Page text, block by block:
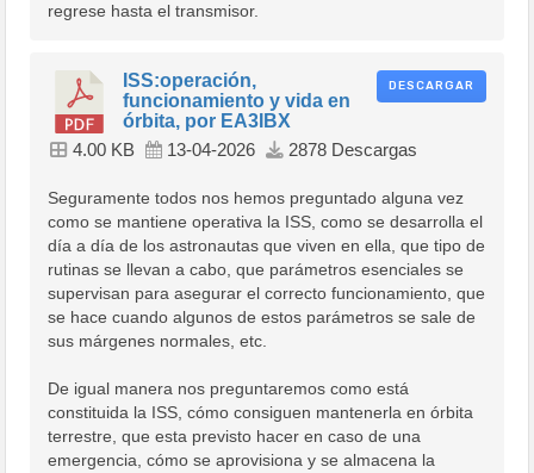
regrese hasta el transmisor.
DESCARGAR
ISS:operación,
funcionamiento y vida en
órbita, por EA3IBX
4.00 KB 13-04-2026 2878 Descargas
Seguramente todos nos hemos preguntado alguna vez
como se mantiene operativa la ISS, como se desarrolla el
día a día de los astronautas que viven en ella, que tipo de
rutinas se llevan a cabo, que parámetros esenciales se
supervisan para asegurar el correcto funcionamiento, que
se hace cuando algunos de estos parámetros se sale de
sus márgenes normales, etc.
De igual manera nos preguntaremos como está
constituida la ISS, cómo consiguen mantenerla en órbita
terrestre, que esta previsto hacer en caso de una
emergencia, cómo se aprovisiona y se almacena la